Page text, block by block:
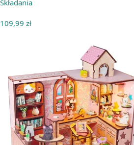
Składania
109,99 zł